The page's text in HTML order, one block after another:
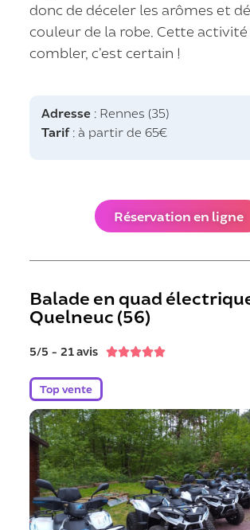
donc de déceler les arômes et
couleur de la robe. Cette
combler, c’est certain !
Adresse : Rennes (35)
Tarif: à partir de 65€
Réservation en ligne
Balade en quad
Quelneuc (56)
5/5 - 21 avis 
Top vente